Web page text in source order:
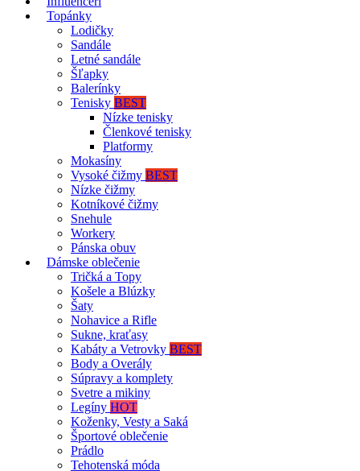
Topánky
Lodičky
Sandále
Letné sandále
Šľapky
Balerínky
Tenisky BEST
Nízke tenisky
Členkové tenisky
Platformy
Mokasíny
Vysoké čižmy BEST
Nízke čižmy
Kotníkové čižmy
Snehule
Workery
Pánska obuv
Dámske oblečenie
Tričká a Topy
Košele a Blúzky
Šaty
Nohavice a Rifle
Sukne, kraťasy
Kabáty a Vetrovky BEST
Body a Overály
Súpravy a komplety
Svetre a mikiny
Legíny HOT
Koženky, Vesty a Saká
Športové oblečenie
Prádlo
Tehotenská móda